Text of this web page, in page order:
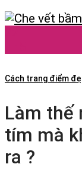
Cách trang điểm
Làm thế
tím mà
ra ?